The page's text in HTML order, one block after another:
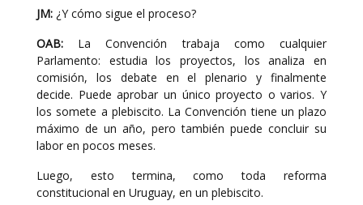
JM: ¿Y cómo sigue el proceso?
OAB: La Convención trabaja como cualquier
Parlamento: estudia los proyectos, los analiza en
comisión, los debate en el plenario y finalmente
decide. Puede aprobar un único proyecto o varios. Y
los somete a plebiscito. La Convención tiene un plazo
máximo de un año, pero también puede concluir su
labor en pocos meses.
Luego, esto termina, como toda reforma
constitucional en Uruguay, en un plebiscito.